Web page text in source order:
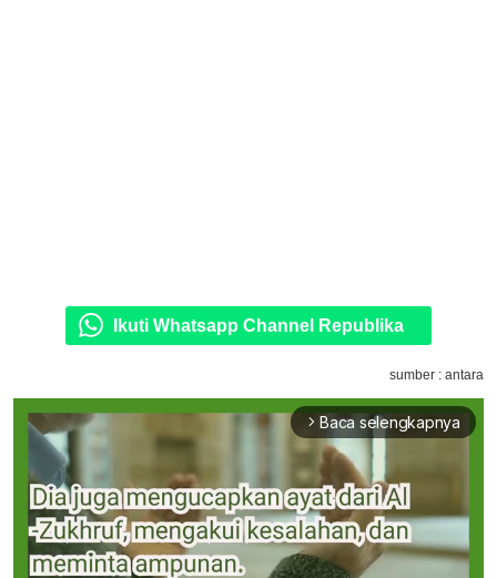
Ikuti Whatsapp Channel Republika
sumber : antara
arrow_forward_ios Baca selengkapnya